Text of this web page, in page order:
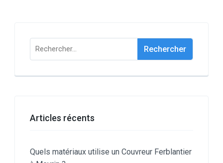
Rechercher :
Articles récents
Quels matériaux utilise un Couvreur Ferblantier